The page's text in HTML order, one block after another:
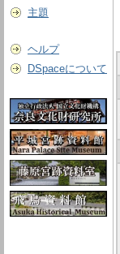
主題
ヘルプ
DSpaceについて